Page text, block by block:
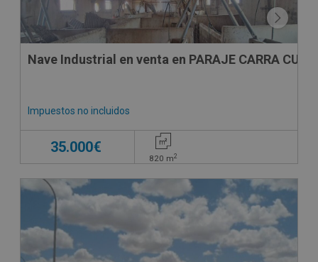
Nave Industrial en venta en PARAJE CARRA
Impuestos no incluidos
35.000€
820 m2